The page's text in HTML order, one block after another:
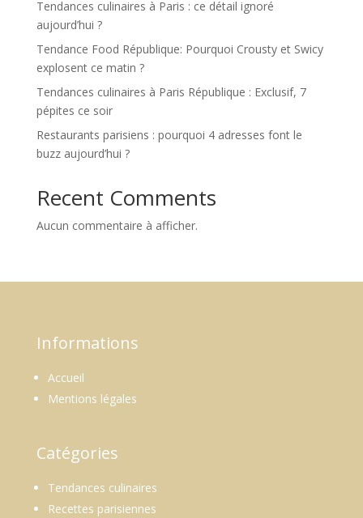
Tendances culinaires à Paris : ce détail ignoré
aujourd’hui ?
Tendance Food République: Pourquoi Crousty et Swicy
explosent ce matin ?
Tendances culinaires à Paris République : Exclusif, 7
pépites ce soir
Restaurants parisiens : pourquoi 4 adresses font le
buzz aujourd’hui ?
Recent Comments
Aucun commentaire à afficher.
Informations
Accueil
Mentions légales
Catégories
Tendances culinaires
Recettes parisiennes